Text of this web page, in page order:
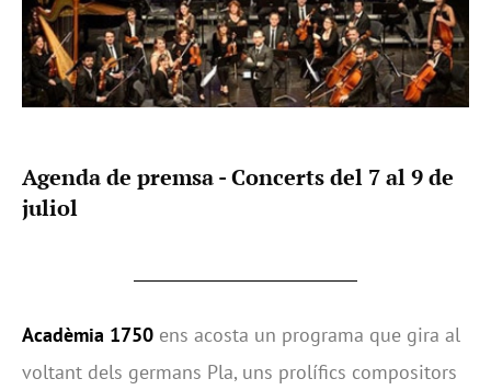
Agenda de premsa - Concerts del 7 al 9 de
juliol
Acadèmia 1750 ens acosta un programa que gira al
voltant dels germans Pla, uns prolífics compositors